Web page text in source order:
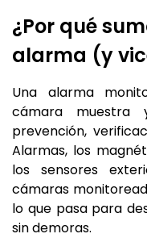
¿Por qué
alarma (y
Una alarma
cámara muestra
prevención,
Alarmas, los
los sensores
cámaras
lo que pasa para
sin demoras.